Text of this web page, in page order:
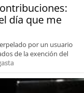
día que me
por un usuario
de la exención del